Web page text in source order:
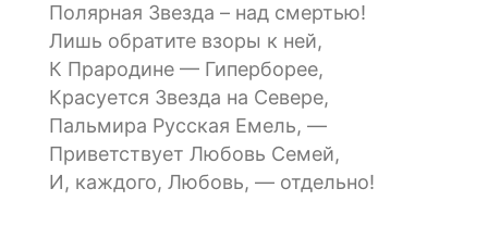
Полярная Звезда – над смертью!
Лишь обратите взоры к ней,
К Прародине — Гиперборее,
Красуется Звезда на Севере,
Пальмира Русская Емель, —
Приветствует Любовь Семей,
И, каждого, Любовь, — отдельно!